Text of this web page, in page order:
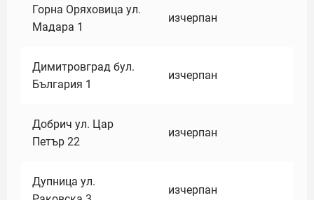
Горна Оряховица ул.
Мадара 1
изчерпан
Димитровград бул.
България 1
изчерпан
Добрич ул. Цар
Петър 22
изчерпан
Дупница ул.
изчерпан